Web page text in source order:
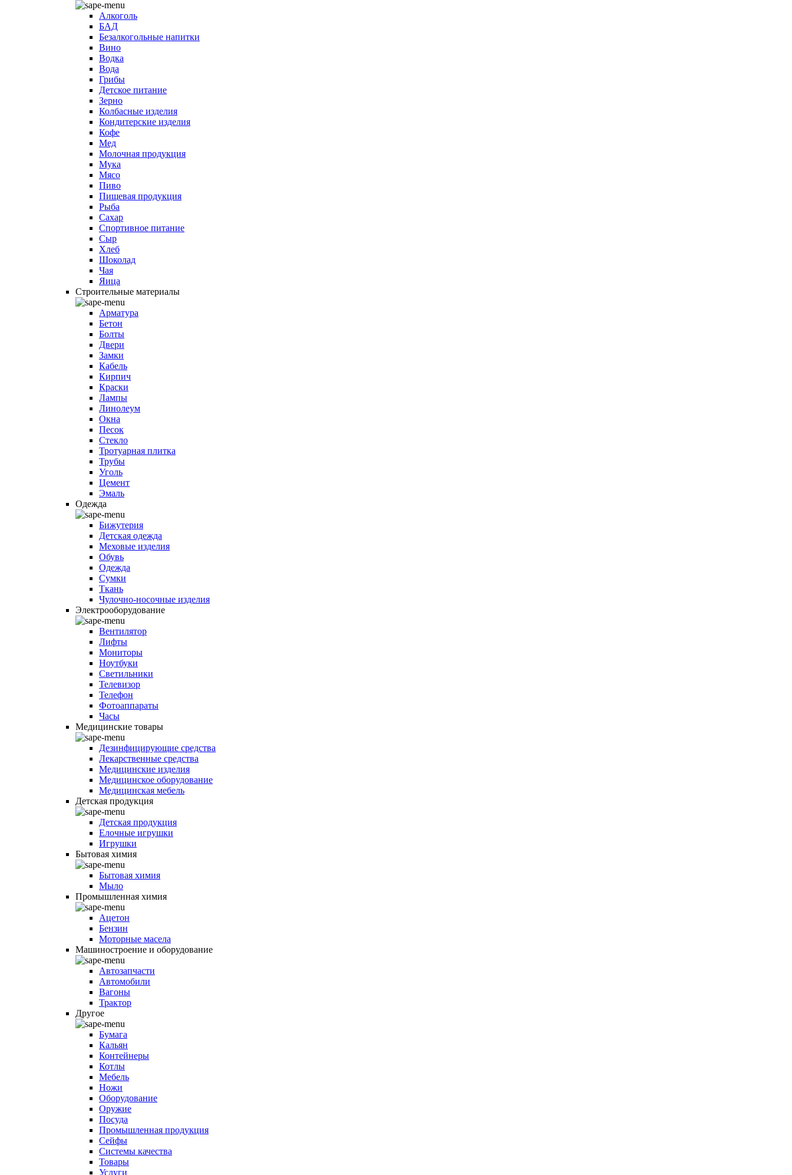
Алкоголь
БАД
Безалкогольные напитки
Вино
Водка
Вода
Грибы
Детское питание
Зерно
Колбасные изделия
Кондитерские изделия
Кофе
Мед
Молочная продукция
Мука
Мясо
Пиво
Пищевая продукция
Рыба
Сахар
Спортивное питание
Сыр
Хлеб
Шоколад
Чая
Яица
Строительные материалы
Арматура
Бетон
Болты
Двери
Замки
Кабель
Кирпич
Краски
Лампы
Линолеум
Окна
Песок
Стекло
Тротуарная плитка
Трубы
Уголь
Цемент
Эмаль
Одежда
Бижутерия
Детская одежда
Меховые изделия
Обувь
Одежда
Сумки
Ткань
Чулочно-носочные изделия
Электрооборудование
Вентилятор
Лифты
Мониторы
Ноутбуки
Светильники
Телевизор
Телефон
Фотоаппараты
Часы
Медицинские товары
Дезинфицирующие средства
Лекарственные средства
Медицинские изделия
Медицинское оборудование
Медицинская мебель
Детская продукция
Детская продукция
Елочные игрушки
Игрушки
Бытовая химия
Бытовая химия
Мыло
Промышленная химия
Ацетон
Бензин
Моторные масела
Машиностроение и оборудование
Автозапчасти
Автомобили
Вагоны
Трактор
Другое
Бумага
Кальян
Контейнеры
Котлы
Мебель
Ножи
Оборудование
Оружие
Посуда
Промышленная продукция
Сейфы
Системы качества
Товары
Услуги